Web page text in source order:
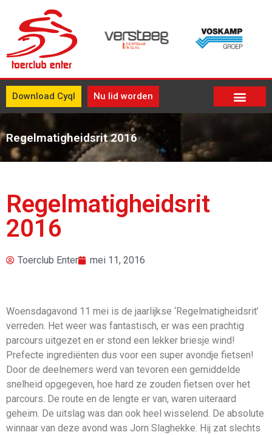
Download Cyql Nu lid worden
Regelmatigheidsrit 2016
Regelmatigheidsrit
2016
Toerclub Enter mei 11, 2016
Woensdagavond 11 mei is de jaarlijkse ‘Regelmatigheidsrit’
verreden. Het weer was fantastisch, er was een prachtig
parcours uitgezet en er stond een lekker briesje wind!
Prefecte ingrediënten dus voor een super avondje fietsen!
Door de deelnemers werd van tevoren een gemiddelde
snelheid opgegeven, hoe hard ze zouden fietsen over het
parcours. De route en de lengte er van, waren uiteraard
geheim. De uitslag was dan ook heel wisselend. De absolute
winnaar van deze avond was Jorn Slaghekke. Hij zat slechts